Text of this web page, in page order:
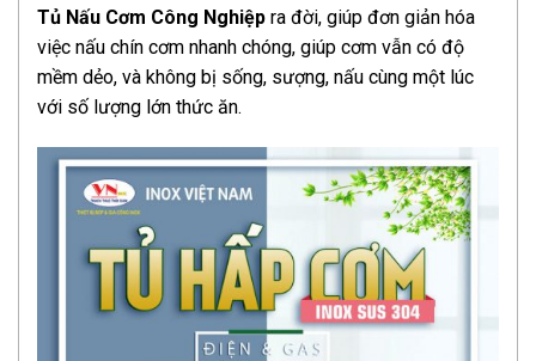
Tủ Nấu Cơm Công Nghiệp ra đời, giúp đơn giản hóa
việc nấu chín cơm nhanh chóng, giúp cơm vẫn có độ
mềm dẻo, và không bị sống, sượng, nấu cùng một lúc
với số lượng lớn thức ăn.